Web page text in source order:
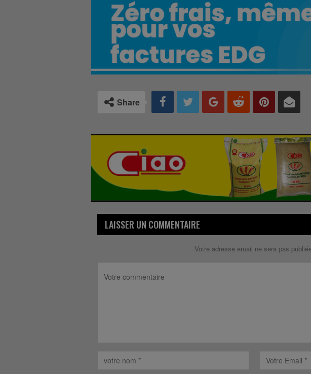
Share
LAISSER UN COMMENTAIRE
Votre adresse email ne sera pas